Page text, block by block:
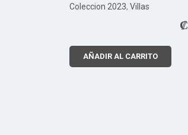
Coleccion 2023, Villas
₡
AÑADIR AL CARRITO